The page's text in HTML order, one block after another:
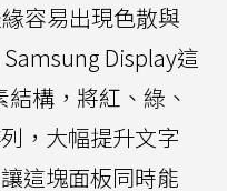
容易出現色散與
Display這
構，將紅、綠、
，大幅提升文字
這塊面板同時能